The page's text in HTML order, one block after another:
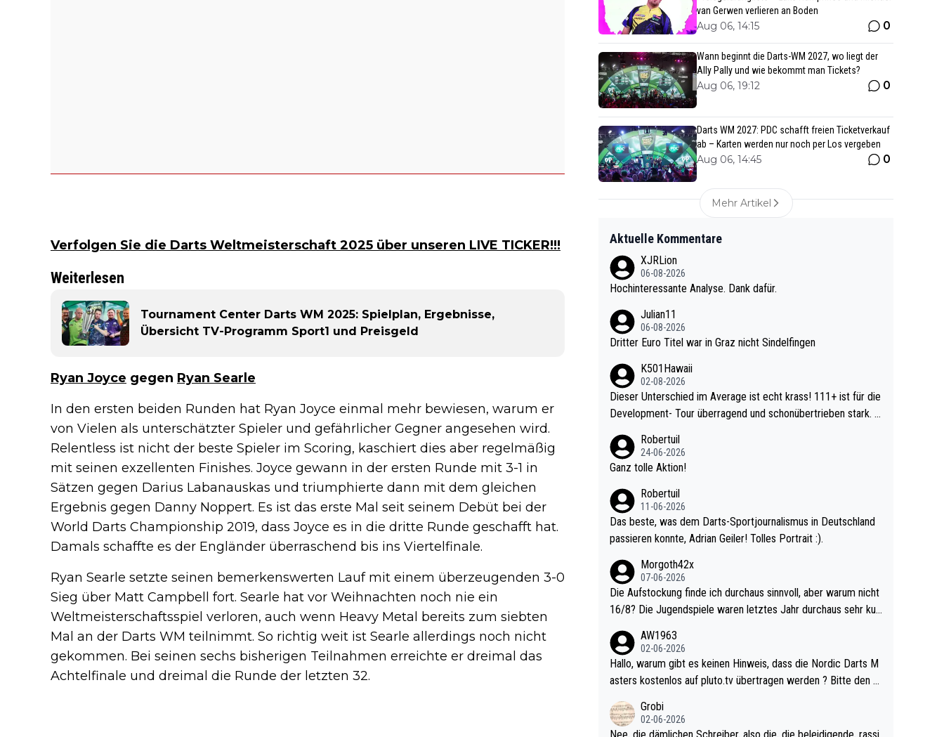
Verfolgen Sie die Darts Weltmeisterschaft 2025 über unseren LIVE TICKER!!!
Weiterlesen
Tournament Center Darts WM 2025: Spielplan, Ergebnisse,
Übersicht TV-Programm Sport1 und Preisgeld
Ryan Joyce gegen Ryan Searle
In den ersten beiden Runden hat Ryan Joyce einmal mehr bewiesen, warum er
von Vielen als unterschätzter Spieler und gefährlicher Gegner angesehen wird.
Relentless ist nicht der beste Spieler im Scoring, kaschiert dies aber regelmäßig
mit seinen exzellenten Finishes. Joyce gewann in der ersten Runde mit 3-1 in
Sätzen gegen Darius Labanauskas und triumphierte dann mit dem gleichen
Ergebnis gegen Danny Noppert. Es ist das erste Mal seit seinem Debüt bei der
World Darts Championship 2019, dass Joyce es in die dritte Runde geschafft hat.
Damals schaffte es der Engländer überraschend bis ins Viertelfinale.
Ryan Searle setzte seinen bemerkenswerten Lauf mit einem überzeugenden 3-0
Sieg über Matt Campbell fort. Searle hat vor Weihnachten noch nie ein
Weltmeisterschaftsspiel verloren, auch wenn Heavy Metal bereits zum siebten
Mal an der Darts WM teilnimmt. So richtig weit ist Searle allerdings noch nicht
gekommen. Bei seinen sechs bisherigen Teilnahmen erreichte er dreimal das
Achtelfinale und dreimal die Runde der letzten 32.
van Gerwen verlieren an Boden
Aug 06, 14:15 0
Wann beginnt die Darts-WM 2027, wo liegt der
Ally Pally und wie bekommt man Tickets?
Aug 06, 19:12 0
Darts WM 2027: PDC schafft freien Ticketverkauf
ab – Karten werden nur noch per Los vergeben
Aug 06, 14:45 0
Mehr Artikel
Aktuelle Kommentare
XJRLion
06-08-2026
Hochinteressante Analyse. Dank dafür.
Julian11
06-08-2026
Dritter Euro Titel war in Graz nicht Sindelfingen
K501Hawaii
02-08-2026
Dieser Unterschied im Average ist echt krass! 111+ ist für die
Development- Tour überragend und schonübertrieben stark. U
e mal 40+ erst recht. Da gewinnst keinen Blumentopf - ist ja n
och krasser wie ein Pokalspiel eines Kreisligisten vs einem Bu
Robertuil
24-06-2026
Ganz tolle Aktion!
Robertuil
11-06-2026
Das beste, was dem Darts-Sportjournalismus in Deutschland
passieren konnte, Adrian Geiler! Tolles Portrait :).
Morgoth42x
07-06-2026
Die Aufstockung finde ich durchaus sinnvoll, aber warum nicht
16/8? Die Jugendspiele waren letztes Jahr durchaus sehr kur
l. Allerdings ist Mitchell Lawrie als Nummer 1 der Welt eh quali
fiziert. Somit ändert die automatische Qualifikation des Weltm
eisters erstmal nichts. Ich denke sie wollen damit für nächste
d wohl wenig WDF Turniere spielen. Dies war bei Archie Self l
etztes Jahr der Fall. Er musste als amtierender Weltmeister d
AW1963
02-06-2026
Hallo, warum gibt es keinen Hinweis, dass die Nordic Darts M
asters kostenlos auf pluto.tv übertragen werden ? Bitte den A
Grobi
02-06-2026